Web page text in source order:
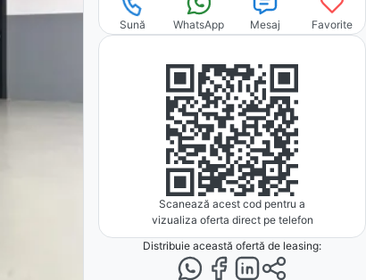
Sună WhatsApp Mesaj Favorite
Scanează acest cod pentru a
vizualiza oferta direct pe telefon
Distribuie această ofertă de leasing: